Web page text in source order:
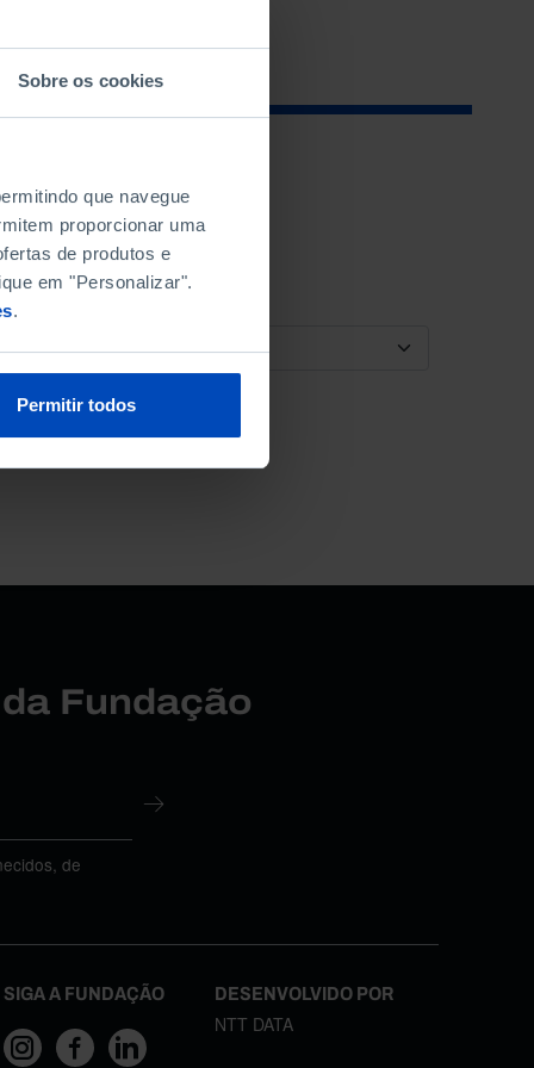
Sobre os cookies
que navegue
proporcionar uma
de produtos e
em "Personalizar".
.
Permitir todos
ORDENAR POR
Fundação
de
SIGA A FUNDAÇÃO DESENVOLVIDO POR
NTT DATA